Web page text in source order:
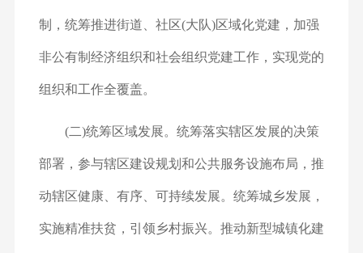
制，统筹推进街道、社区(大队)区域化党建，加强
非公有制经济组织和社会组织党建工作，实现党的
组织和工作全覆盖。
(二)统筹区域发展。统筹落实辖区发展的决策
部署，参与辖区建设规划和公共服务设施布局，推
动辖区健康、有序、可持续发展。统筹城乡发展，
实施精准扶贫，引领乡村振兴。推动新型城镇化建